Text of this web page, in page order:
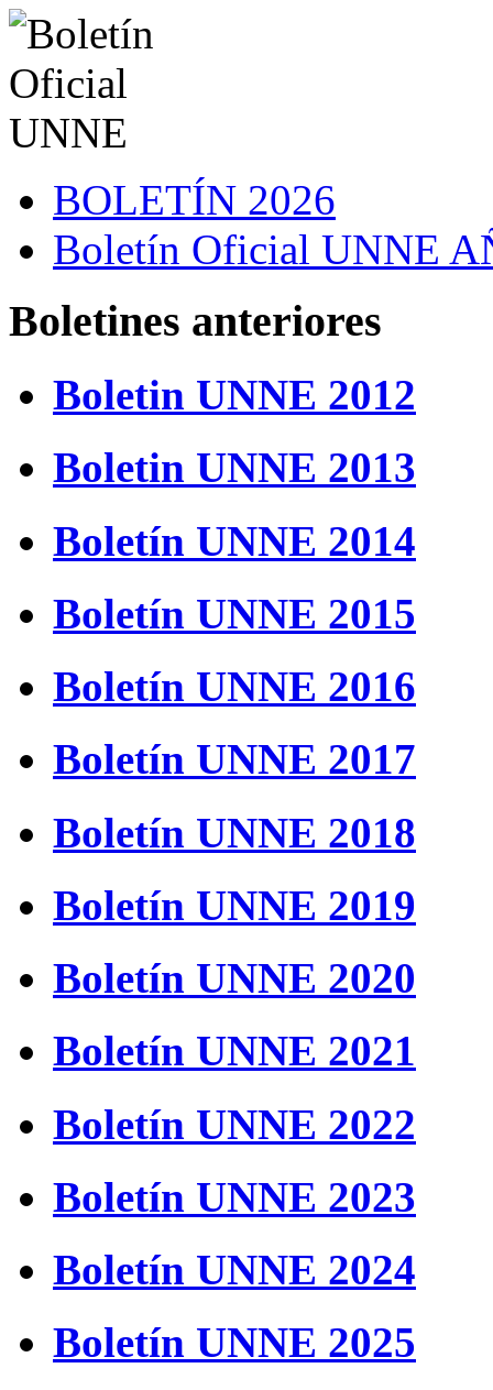
BOLETÍN 2026
Boletín Oficial UNNE
Boletines anteriores
Boletin UNNE 2012
Boletin UNNE 2013
Boletín UNNE 2014
Boletín UNNE 2015
Boletín UNNE 2016
Boletín UNNE 2017
Boletín UNNE 2018
Boletín UNNE 2019
Boletín UNNE 2020
Boletín UNNE 2021
Boletín UNNE 2022
Boletín UNNE 2023
Boletín UNNE 2024
Boletín UNNE 2025